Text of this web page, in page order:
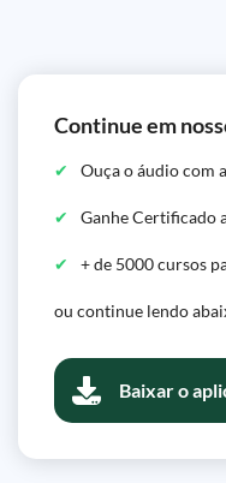
Continue em
Ouça o áudio com
Ganhe Certificado
+ de 5000 cursos
ou continue lendo
Baixar o